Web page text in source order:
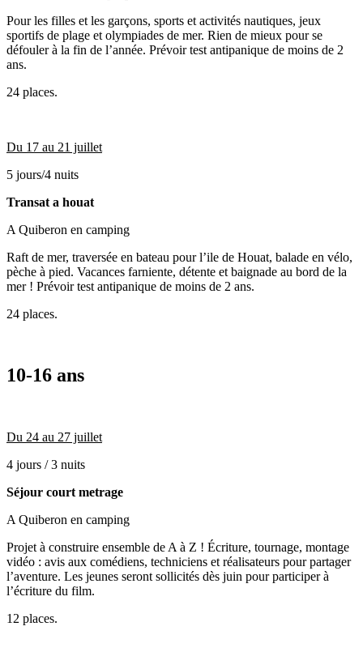
Pour les filles et les garçons, sports et activités nautiques, jeux
sportifs de plage et olympiades de mer. Rien de mieux pour se
défouler à la fin de l’année. Prévoir test antipanique de moins de 2
ans.
24 places.
Du 17 au 21 juillet
5 jours/4 nuits
Transat a houat
A Quiberon en camping
Raft de mer, traversée en bateau pour l’ile de Houat, balade en vélo,
pèche à pied. Vacances farniente, détente et baignade au bord de la
mer ! Prévoir test antipanique de moins de 2 ans.
24 places.
10-16 ans
Du 24 au 27 juillet
4 jours / 3 nuits
Séjour court metrage
A Quiberon en camping
Projet à construire ensemble de A à Z ! Écriture, tournage, montage
vidéo : avis aux comédiens, techniciens et réalisateurs pour partager
l’aventure. Les jeunes seront sollicités dès juin pour participer à
l’écriture du film.
12 places.